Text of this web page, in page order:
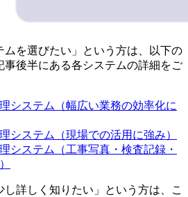
ムを選びたい」という方は、以下の
事後半にある各システムの詳細をご
システム（幅広い業務の効率化に
システム（現場での活用に強み）
システム（工事写真・検査記録・
し詳しく知りたい」という方は、こ